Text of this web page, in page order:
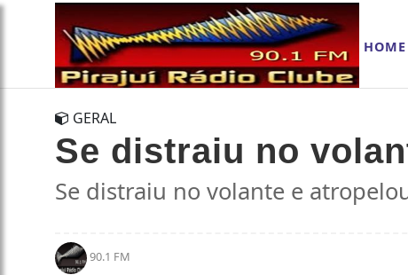
HOME
GERAL
Se distraiu no
Se distraiu no volante e
90.1 FM